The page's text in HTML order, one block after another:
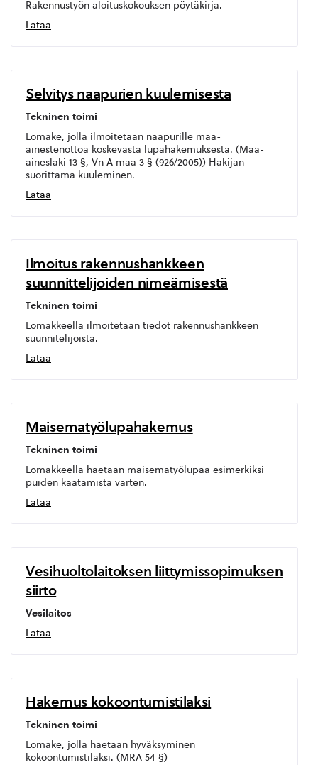
Rakennustyön aloituskokouksen pöytäkirja.
Lataa
Selvitys naapurien kuulemisesta
Tekninen toimi
Lomake, jolla ilmoitetaan naapurille maa-
ainestenottoa koskevasta lupahakemuksesta. (Maa-
aineslaki 13 §, Vn A maa 3 § (926/2005)) Hakijan
suorittama kuuleminen.
Lataa
Ilmoitus rakennushankkeen
suunnittelijoiden nimeämisestä
Tekninen toimi
Lomakkeella ilmoitetaan tiedot rakennushankkeen
suunnitelijoista.
Lataa
Maisematyölupahakemus
Tekninen toimi
Lomakkeella haetaan maisematyölupaa esimerkiksi
puiden kaatamista varten.
Lataa
Vesihuoltolaitoksen liittymissopimuksen
siirto
Vesilaitos
Lataa
Hakemus kokoontumistilaksi
Tekninen toimi
Lomake, jolla haetaan hyväksyminen
kokoontumistilaksi. (MRA 54 §)